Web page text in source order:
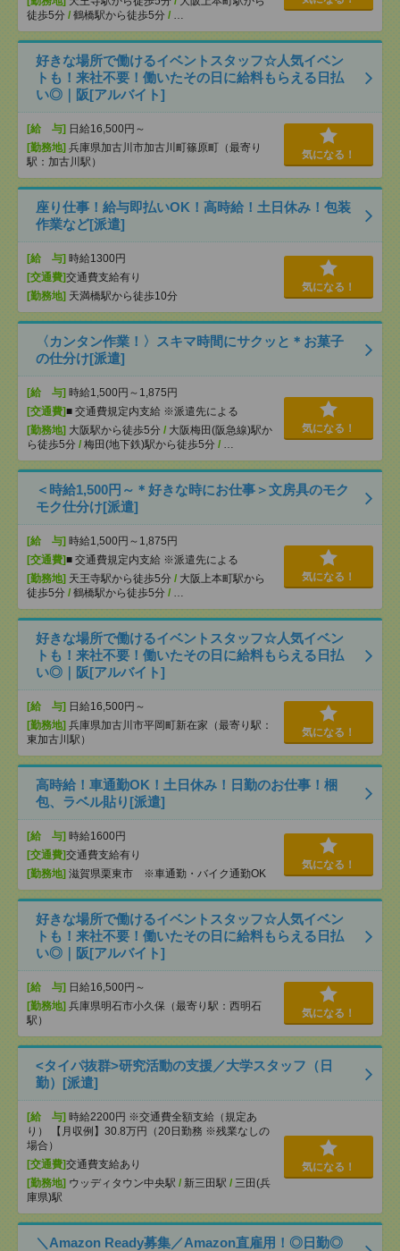
徒歩5分 / 鶴橋駅から徒歩5分 / …
好きな場所で働けるイベントスタッフ☆人気イベン
トも！来社不要！働いたその日に給料もらえる日払
い◎｜阪[アルバイト]
[給 与] 日給16,500円～
[勤務地] 兵庫県加古川市加古川町篠原町（最寄り
駅：加古川駅）
気になる！
座り仕事！給与即払いOK！高時給！土日休み！包装
作業など[派遣]
[給 与] 時給1300円
[交通費]交通費支給有り
[勤務地] 天満橋駅から徒歩10分
気になる！
〈カンタン作業！〉スキマ時間にサクッと＊お菓子
の仕分け[派遣]
[給 与] 時給1,500円～1,875円
[交通費]■ 交通費規定内支給 ※派遣先による
[勤務地] 大阪駅から徒歩5分 / 大阪梅田(阪急線)駅か
ら徒歩5分 / 梅田(地下鉄)駅から徒歩5分 / …
気になる！
＜時給1,500円～＊好きな時にお仕事＞文房具のモク
モク仕分け[派遣]
[給 与] 時給1,500円～1,875円
[交通費]■ 交通費規定内支給 ※派遣先による
[勤務地] 天王寺駅から徒歩5分 / 大阪上本町駅から
徒歩5分 / 鶴橋駅から徒歩5分 / …
気になる！
好きな場所で働けるイベントスタッフ☆人気イベン
トも！来社不要！働いたその日に給料もらえる日払
い◎｜阪[アルバイト]
[給 与] 日給16,500円～
[勤務地] 兵庫県加古川市平岡町新在家（最寄り駅：
東加古川駅）
気になる！
高時給！車通勤OK！土日休み！日勤のお仕事！梱
包、ラベル貼り[派遣]
[給 与] 時給1600円
[交通費]交通費支給有り
[勤務地] 滋賀県栗東市 ※車通勤・バイク通勤OK
気になる！
好きな場所で働けるイベントスタッフ☆人気イベン
トも！来社不要！働いたその日に給料もらえる日払
い◎｜阪[アルバイト]
[給 与] 日給16,500円～
[勤務地] 兵庫県明石市小久保（最寄り駅：西明石
駅）
気になる！
<タイパ抜群>研究活動の支援／大学スタッフ（日
勤）[派遣]
[給 与] 時給2200円 ※交通費全額支給（規定あ
り） 【月収例】30.8万円（20日勤務 ※残業なしの
場合）
[交通費]交通費支給あり
[勤務地] ウッディタウン中央駅 / 新三田駅 / 三田(兵
庫県)駅
気になる！
＼Amazon Ready募集／Amazon直雇用！◎日勤◎